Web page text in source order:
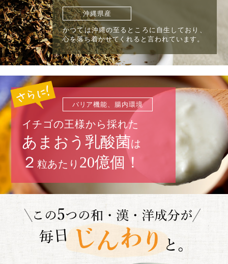
沖縄県産
かつては沖縄の至るところに自生しており、
心を落ち着かせてくれると言われています。
バリア機能、腸内環境
イチゴの王様から採れた
あまおう乳酸菌は
２ 粒あたり 20億個！